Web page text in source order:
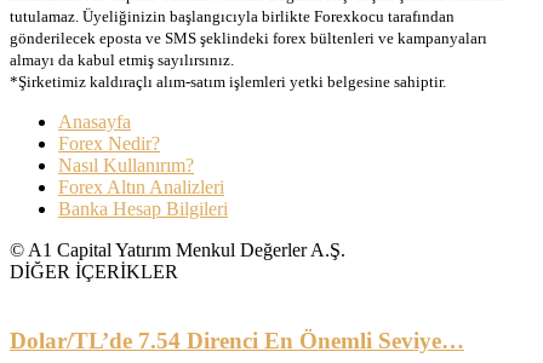
tutulamaz. Üyeliğinizin başlangıcıyla birlikte Forexkocu tarafından
gönderilecek eposta ve SMS şeklindeki forex bültenleri ve kampanyaları
almayı da kabul etmiş sayılırsınız.
*Şirketimiz kaldıraçlı alım-satım işlemleri yetki belgesine sahiptir.
Anasayfa
Forex Nedir?
Nasıl Kullanırım?
Forex Altın Analizleri
Banka Hesap Bilgileri
© A1 Capital Yatırım Menkul Değerler A.Ş.
DİĞER İÇERİKLER
Dolar/TL’de 7.54 Direnci En Önemli Seviye…